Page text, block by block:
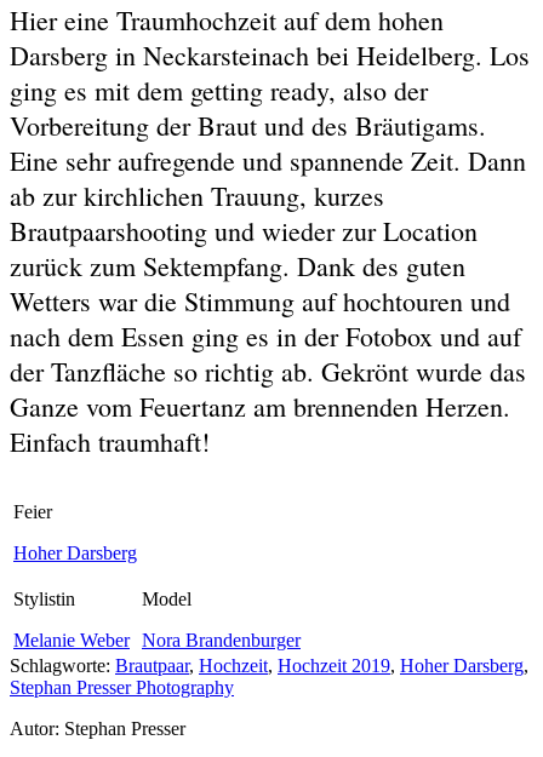
Hier eine Traumhochzeit auf dem hohen
Darsberg in Neckarsteinach bei Heidelberg. Los
ging es mit dem getting ready, also der
Vorbereitung der Braut und des Bräutigams.
Eine sehr aufregende und spannende Zeit. Dann
ab zur kirchlichen Trauung, kurzes
Brautpaarshooting und wieder zur Location
zurück zum Sektempfang. Dank des guten
Wetters war die Stimmung auf hochtouren und
nach dem Essen ging es in der Fotobox und auf
der Tanzfläche so richtig ab. Gekrönt wurde das
Ganze vom Feuertanz am brennenden Herzen.
Einfach traumhaft!
Feier
Hoher Darsberg
Stylistin
Melanie Weber
Model
Nora Brandenburger
Schlagworte: Brautpaar, Hochzeit, Hochzeit 2019, Hoher Darsberg,
Stephan Presser Photography
Autor: Stephan Presser